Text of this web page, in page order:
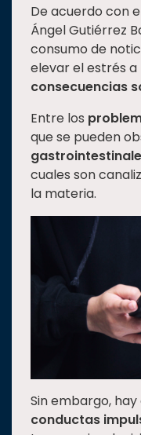
De acuerdo con
Ángel Gutiérrez
consumo de
elevar el estrés
consecuencias
Entre los
que se pueden
cuales son
la materia.
Sin embargo,
conductas